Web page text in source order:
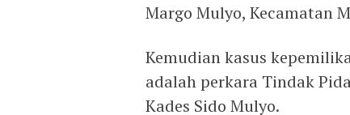
Margo Mulyo, Kecamatan
Kemudian kasus
adalah perkara Tindak
Kades Sido Mulyo.